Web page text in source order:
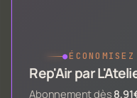
●
Rep'Air par
Abonnement dès